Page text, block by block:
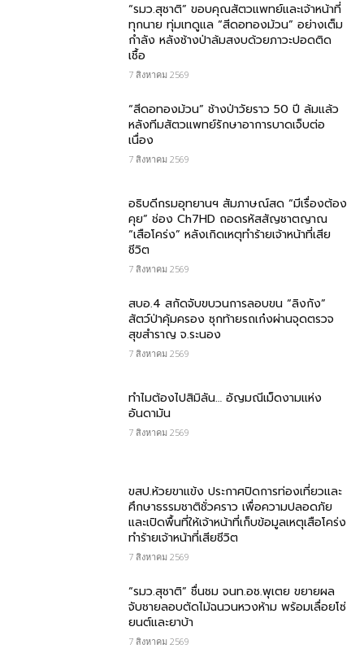
“รมว.สุชาติ” ขอบคุณสัตวแพทย์และเจ้าหน้าที่
ทุกนาย ทุ่มเทดูแล “สีดอทองม้วน” อย่างเต็ม
กำลัง หลังช้างป่าล้มสงบด้วยภาวะปอดติด
เชื้อ
7 สิงหาคม 2569
“สีดอทองม้วน” ช้างป่าวัยราว 50 ปี ล้มแล้ว
หลังทีมสัตวแพทย์รักษาอาการบาดเจ็บต่อ
เนื่อง
7 สิงหาคม 2569
อธิบดีกรมอุทยานฯ สัมภาษณ์สด “มีเรื่องต้อง
คุย” ช่อง Ch7HD ถอดรหัสสัญชาตญาณ
“เสือโคร่ง” หลังเกิดเหตุทำร้ายเจ้าหน้าที่เสีย
ชีวิต
7 สิงหาคม 2569
สบอ.4 สกัดจับขบวนการลอบขน “ลิงกัง”
สัตว์ป่าคุ้มครอง ซุกท้ายรถเก๋งผ่านจุดตรวจ
สุขสำราญ จ.ระนอง
7 สิงหาคม 2569
ทำไมต้องไปสิมิลัน… อัญมณีเม็ดงามแห่ง
อันดามัน
7 สิงหาคม 2569
ขสป.ห้วยขาแข้ง ประกาศปิดการท่องเที่ยวและ
ศึกษาธรรมชาติชั่วคราว เพื่อความปลอดภัย
และเปิดพื้นที่ให้เจ้าหน้าที่เก็บข้อมูลเหตุเสือโคร่ง
ทำร้ายเจ้าหน้าที่เสียชีวิต
7 สิงหาคม 2569
“รมว.สุชาติ” ชื่นชม​ จนท.อช.พุเตย​ ขยายผล
จับชายลอบตัดไม้ฉนวนหวงห้าม พร้อมเลื่อยโซ่
ยนต์และยาบ้า
7 สิงหาคม 2569